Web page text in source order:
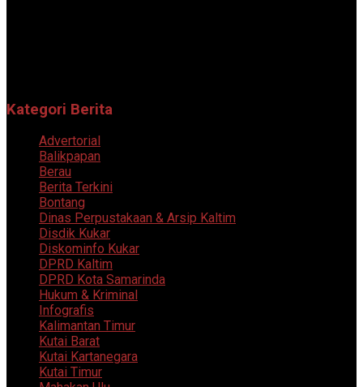
Kategori Berita
Advertorial
Balikpapan
Berau
Berita Terkini
Bontang
Dinas Perpustakaan & Arsip Kaltim
Disdik Kukar
Diskominfo Kukar
DPRD Kaltim
DPRD Kota Samarinda
Hukum & Kriminal
Infografis
Kalimantan Timur
Kutai Barat
Kutai Kartanegara
Kutai Timur